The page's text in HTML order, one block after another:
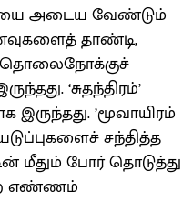
அடைய வேண்டும்
தாண்டி,
தொலைநோக்குச்
‘சுதந்திரம்’
’மூவாயிரம்
சந்தித்த
மீதும் போர் தொடுத்து
எண்ணம்